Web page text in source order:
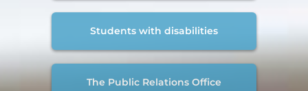
Students with disabilities
The Public Relations Office